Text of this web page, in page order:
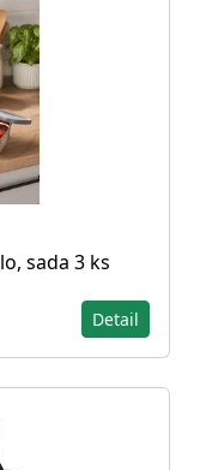
sada 3 ks
Detail